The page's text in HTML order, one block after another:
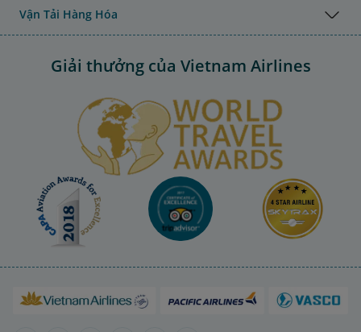
Vận Tải Hàng Hóa
Giải thưởng của Vietnam Airlines